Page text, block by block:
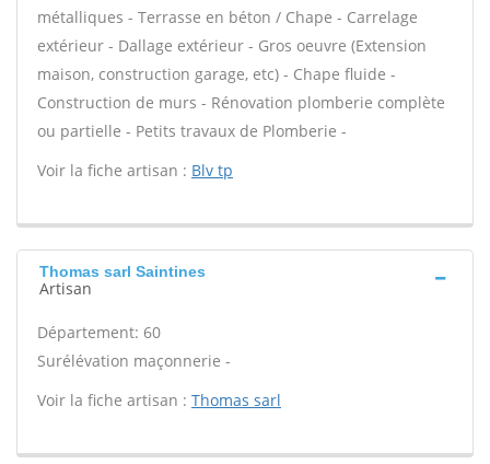
métalliques - Terrasse en béton / Chape - Carrelage
extérieur - Dallage extérieur - Gros oeuvre (Extension
maison, construction garage, etc) - Chape fluide -
Construction de murs - Rénovation plomberie complète
ou partielle - Petits travaux de Plomberie -
Voir la fiche artisan : Blv tp
Thomas sarl Saintines
Artisan
Département: 60
Surélévation maçonnerie -
Voir la fiche artisan : Thomas sarl